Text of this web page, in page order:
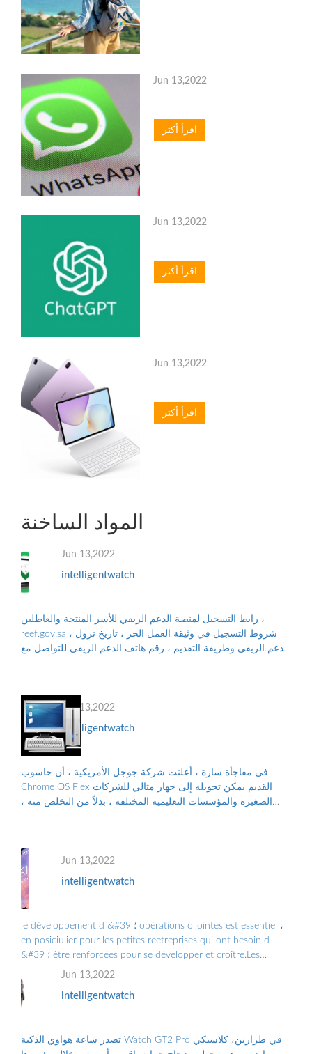
Jun 13,2022
اقرأ أكثر
Jun 13,2022
اقرأ أكثر
Jun 13,2022
اقرأ أكثر
المواد الساخنة
Jun 13,2022
intelligentwatch
رابط التسجيل لمنصة الدعم الريفي للأسر المنتجة والعاطلين ،
reef.gov.sa ، شروط التسجيل في وثيقة العمل الحر ، تاريخ نزول
الدعم الريفي وطريقة التقديم ، رقم هاتف الدعم الريفي للتواصل مع
Jun 13,2022
intelligentwatch
في مفاجأة سارة ، أعلنت شركة جوجل الأمريكية ، أن حاسوب
Chrome OS Flex القديم يمكن تحويله إلى جهاز مثالي للشركات
الصغيرة والمؤسسات التعليمية المختلفة ، بدلاً من التخلص منه ،
Jun 13,2022
intelligentwatch
le développement d &#39 ؛ opérations ollointes est essentiel ،
en posiciulier pour les petites reetreprises qui ont besoin d
&#39 ؛ être renforcées pour se développer et croître.Les
Grandes Entreprises doiv ...
Jun 13,2022
intelligentwatch
تصدر ساعة هواوي الذكية Watch GT2 Pro في طرازين، كلاسيكي